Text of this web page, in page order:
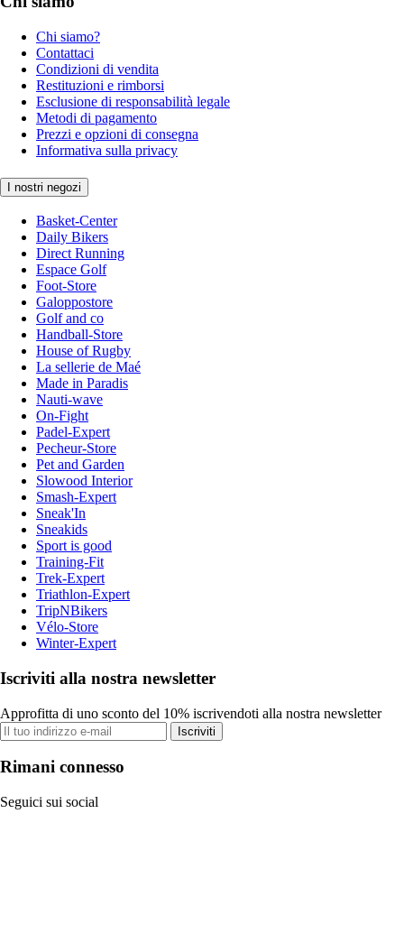
Chi siamo?
Contattaci
Condizioni di vendita
Restituzioni e rimborsi
Esclusione di responsabilità legale
Metodi di pagamento
Prezzi e opzioni di consegna
Informativa sulla privacy
I nostri negozi
Basket-Center
Daily Bikers
Direct Running
Espace Golf
Foot-Store
Galoppostore
Golf and co
Handball-Store
House of Rugby
La sellerie de Maé
Made in Paradis
Nauti-wave
On-Fight
Padel-Expert
Pecheur-Store
Pet and Garden
Slowood Interior
Smash-Expert
Sneak'In
Sneakids
Sport is good
Training-Fit
Trek-Expert
Triathlon-Expert
TripNBikers
Vélo-Store
Winter-Expert
Iscriviti alla nostra newsletter
Approfitta di uno sconto del 10% iscrivendoti alla nostra newsletter
Iscriviti
Rimani connesso
Seguici sui social